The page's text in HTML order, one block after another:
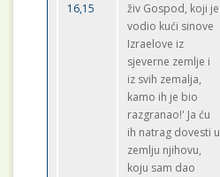
16,15
živ Gospod, koji je
vodio kući sinove
Izraelove iz
sjeverne zemlje i
iz svih zemalja,
kamo ih je bio
razgranao!' Ja ću
ih natrag dovesti u
zemlju njihovu,
koju sam dao